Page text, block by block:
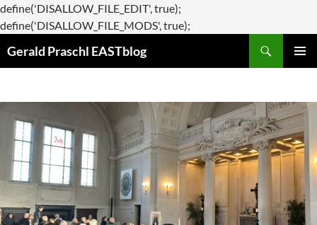
define('DISALLOW_FILE_EDIT', true);
define('DISALLOW_FILE_MODS', true);
Gerald Praschl EASTblog